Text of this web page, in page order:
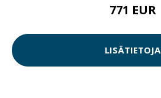
771 EUR
LISÄTIETOJA